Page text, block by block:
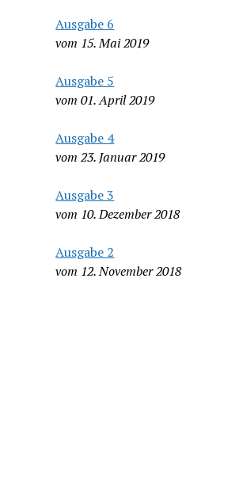
Ausgabe 6
vom 15. Mai 2019
Ausgabe 5
vom 01. April 2019
Ausgabe 4
vom 23. Januar 2019
Ausgabe 3
vom 10. Dezember 2018
Ausgabe 2
vom 12. November 2018